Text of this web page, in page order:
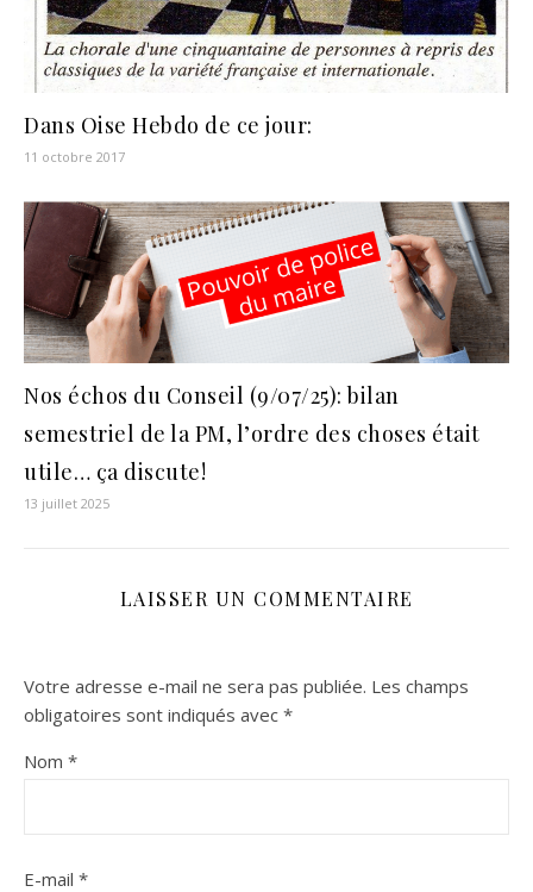
Dans Oise Hebdo de ce jour:
11 octobre 2017
Nos échos du Conseil (9/07/25): bilan
semestriel de la PM, l’ordre des choses était
utile… ça discute!
13 juillet 2025
LAISSER UN COMMENTAIRE
Votre adresse e-mail ne sera pas publiée. Les champs
obligatoires sont indiqués avec *
Nom *
E-mail *